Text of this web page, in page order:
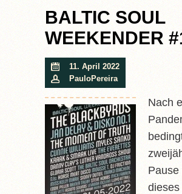
BALTIC SOUL
WEEKENDER
11. April 2022
PauloPereira
Nach
Pause